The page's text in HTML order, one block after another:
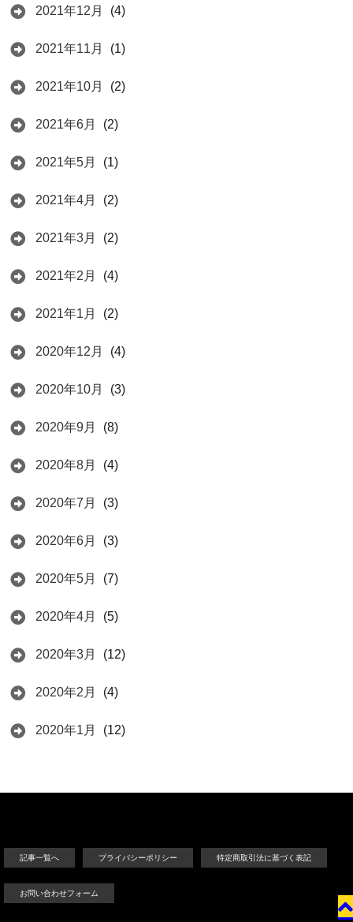
2021年12月 (4)
2021年11月 (1)
2021年10月 (2)
2021年6月 (2)
2021年5月 (1)
2021年4月 (2)
2021年3月 (2)
2021年2月 (4)
2021年1月 (2)
2020年12月 (4)
2020年10月 (3)
2020年9月 (8)
2020年8月 (4)
2020年7月 (3)
2020年6月 (3)
2020年5月 (7)
2020年4月 (5)
2020年3月 (12)
2020年2月 (4)
2020年1月 (12)
記事一覧へ プライバシーポリシー 特定商取引法に基づく表記
お問い合わせフォーム